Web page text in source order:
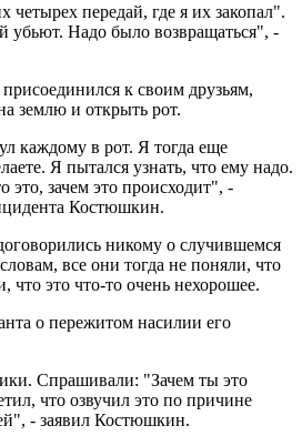
четырех передай, где я их закопал".
убьют. Надо было возвращаться", -
к своим друзьям,
землю и открыть рот.
каждому в рот. Я тогда еще
Я пытался узнать, что ему надо.
зачем это происходит", -
Костюшкин.
никому о случившемся
все они тогда не поняли, что
это что-то очень нехорошее.
о пережитом насилии его
Спрашивали: "Зачем ты это
что озвучил это по причине
- заявил Костюшкин.